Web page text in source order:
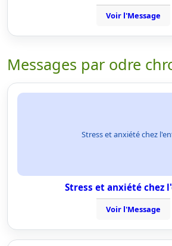
Voir l'Message
Messages par odre
Stress et anxiété chez
Stress et anxiété chez
Voir l'Message